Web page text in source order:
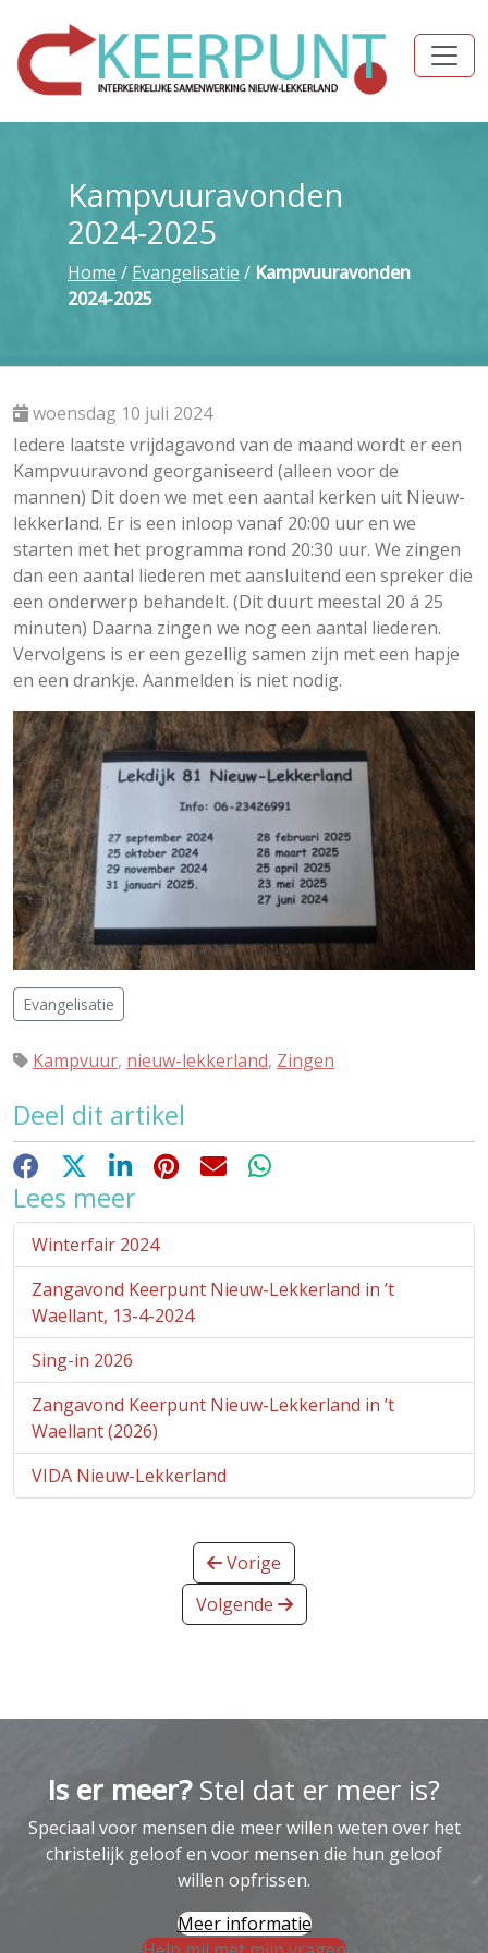
Kampvuuravonden
2024-2025
Home / Evangelisatie / Kampvuuravonden
2024-2025
woensdag 10 juli 2024
Iedere laatste vrijdagavond van de maand wordt er een
Kampvuuravond georganiseerd (alleen voor de
mannen) Dit doen we met een aantal kerken uit Nieuw-
lekkerland. Er is een inloop vanaf 20:00 uur en we
starten met het programma rond 20:30 uur. We zingen
dan een aantal liederen met aansluitend een spreker die
een onderwerp behandelt. (Dit duurt meestal 20 á 25
minuten) Daarna zingen we nog een aantal liederen.
Vervolgens is er een gezellig samen zijn met een hapje
en een drankje. Aanmelden is niet nodig.
Evangelisatie
Kampvuur, nieuw-lekkerland, Zingen
Deel dit artikel
Facebook LinkedInPinterestE-mailWhatsApp
Lees meer
Winterfair 2024
Zangavond Keerpunt Nieuw-Lekkerland in ’t
Waellant, 13-4-2024
Sing-in 2026
Zangavond Keerpunt Nieuw-Lekkerland in ’t
Waellant (2026)
VIDA Nieuw-Lekkerland
Vorige
Volgende
Is er meer?Stel dat er meer is?
Speciaal voor mensen die meer willen weten over het
christelijk geloof en voor mensen die hun geloof
willen opfrissen.
Meer informatie